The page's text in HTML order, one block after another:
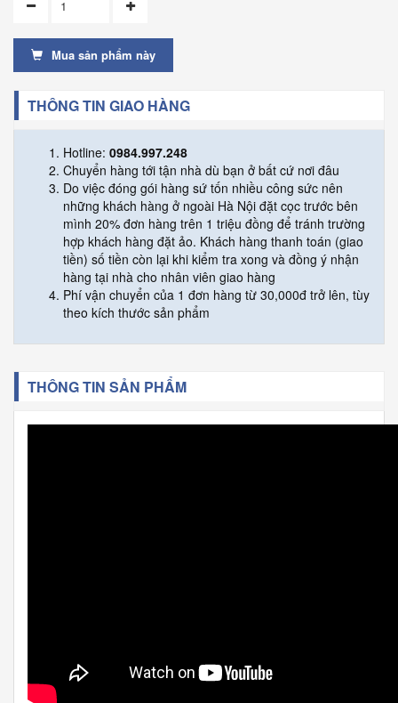
Mua sản phẩm này
THÔNG TIN GIAO HÀNG
Hotline: 0984.997.248
Chuyển hàng tới tận nhà dù bạn ở bất cứ nơi đâu
Do việc đóng gói hàng sứ tốn nhiều công sức nên
những khách hàng ở ngoài Hà Nội đặt cọc trước bên
mình 20% đơn hàng trên 1 triệu đồng để tránh trường
hợp khách hàng đặt ảo. Khách hàng thanh toán (giao
tiền) số tiền còn lại khi kiểm tra xong và đồng ý nhận
hàng tại nhà cho nhân viên giao hàng
Phí vận chuyển của 1 đơn hàng từ 30,000đ trở lên, tùy
theo kích thước sản phẩm
THÔNG TIN SẢN PHẨM